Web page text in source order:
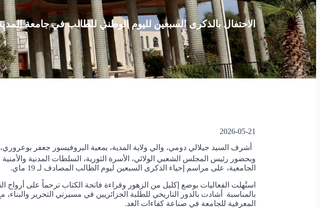
الاحتفال بالذكرى السبعين لليوم الوطني للطالب في جامعة
2026-05-21
أشرف السيد جيلالي دومي، والي ولاية المدية، بمعية البروفيسور جعفر
وبحضور رئيس المجلس الشعبي الولائي، الأسرة الثورية، السلطات المدنية
الجامعية، على مراسم إحياء الذكرى السبعين ليوم الطالب المصادف لـ 19 ماي.
استُهلت الفعاليات بوضع إكليل من الزهور وقراءة فاتحة الكتاب ترحماً على أرواح
بالمناسبة أشادت بالدور التاريخي للطلبة الجزائريين في مسيرتي التحرير والبناء،
المعرفية للجامعة في صناعة كفاءات الغد.